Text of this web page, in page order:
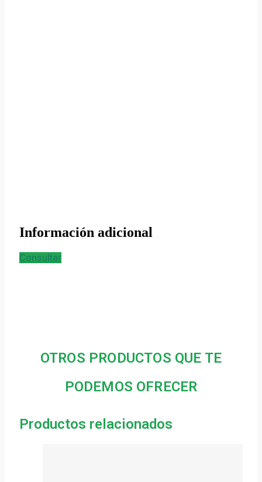
Información adicional
Consultar
OTROS PRODUCTOS QUE TE
PODEMOS OFRECER
Productos relacionados